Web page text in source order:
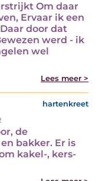
Om daar
Ervaar ik een
door dat
werd - ik
wel
Lees meer >
hartenkreet
de
bakker. Er is
kakel-, kers-